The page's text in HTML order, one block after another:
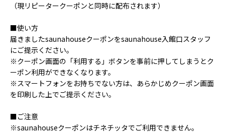
（現リピータークーポンと同時に配布されます）
■使い方
届きましたsaunahouseクーポンをsaunahouse入館口スタッフ
にご提示ください。
※クーポン画面の「利用する」ボタンを事前に押してしまうとク
ーポン利用ができなくなります。
※スマートフォンをお持ちでない方は、あらかじめクーポン画面
を印刷した上でご提示ください。
■ご注意
※saunahouseクーポンはチネチッタでご利用できません。